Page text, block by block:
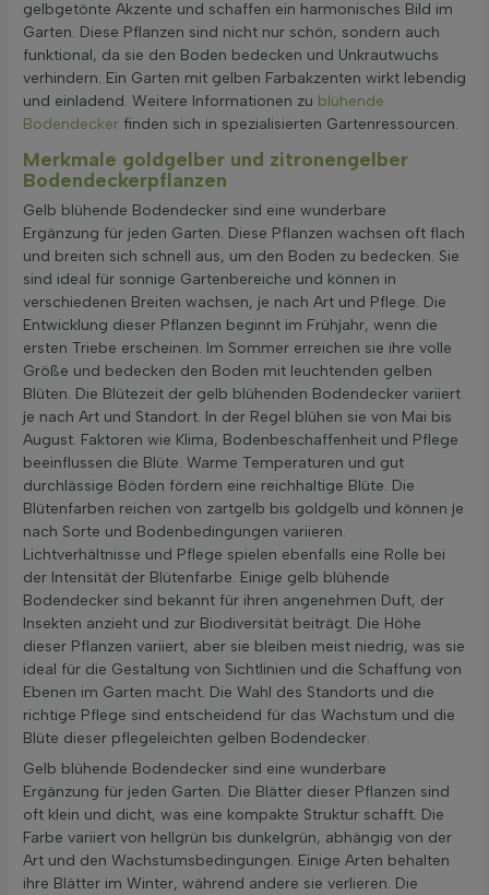
gelbgetönte Akzente und schaffen ein harmonisches Bild im
Garten. Diese Pflanzen sind nicht nur schön, sondern auch
funktional, da sie den Boden bedecken und Unkrautwuchs
verhindern. Ein Garten mit gelben Farbakzenten wirkt lebendig
und einladend. Weitere Informationen zu blühende
Bodendecker finden sich in spezialisierten Gartenressourcen.
Merkmale goldgelber und zitronengelber
Bodendeckerpflanzen
Gelb blühende Bodendecker sind eine wunderbare
Ergänzung für jeden Garten. Diese Pflanzen wachsen oft flach
und breiten sich schnell aus, um den Boden zu bedecken. Sie
sind ideal für sonnige Gartenbereiche und können in
verschiedenen Breiten wachsen, je nach Art und Pflege. Die
Entwicklung dieser Pflanzen beginnt im Frühjahr, wenn die
ersten Triebe erscheinen. Im Sommer erreichen sie ihre volle
Größe und bedecken den Boden mit leuchtenden gelben
Blüten. Die Blütezeit der gelb blühenden Bodendecker variiert
je nach Art und Standort. In der Regel blühen sie von Mai bis
August. Faktoren wie Klima, Bodenbeschaffenheit und Pflege
beeinflussen die Blüte. Warme Temperaturen und gut
durchlässige Böden fördern eine reichhaltige Blüte. Die
Blütenfarben reichen von zartgelb bis goldgelb und können je
nach Sorte und Bodenbedingungen variieren.
Lichtverhältnisse und Pflege spielen ebenfalls eine Rolle bei
der Intensität der Blütenfarbe. Einige gelb blühende
Bodendecker sind bekannt für ihren angenehmen Duft, der
Insekten anzieht und zur Biodiversität beiträgt. Die Höhe
dieser Pflanzen variiert, aber sie bleiben meist niedrig, was sie
ideal für die Gestaltung von Sichtlinien und die Schaffung von
Ebenen im Garten macht. Die Wahl des Standorts und die
richtige Pflege sind entscheidend für das Wachstum und die
Blüte dieser pflegeleichten gelben Bodendecker.
Gelb blühende Bodendecker sind eine wunderbare
Ergänzung für jeden Garten. Die Blätter dieser Pflanzen sind
oft klein und dicht, was eine kompakte Struktur schafft. Die
Farbe variiert von hellgrün bis dunkelgrün, abhängig von der
Art und den Wachstumsbedingungen. Einige Arten behalten
ihre Blätter im Winter, während andere sie verlieren. Die